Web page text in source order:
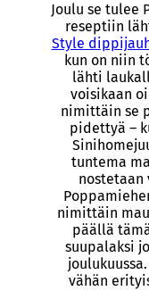
Joulu se tulee
reseptiin
Style
kun on niin
lähti
voisikaan
nimittäin se
pidettyä –
tuntema
nostetaan
nimittäin
päällä
suupalaksi
vähän